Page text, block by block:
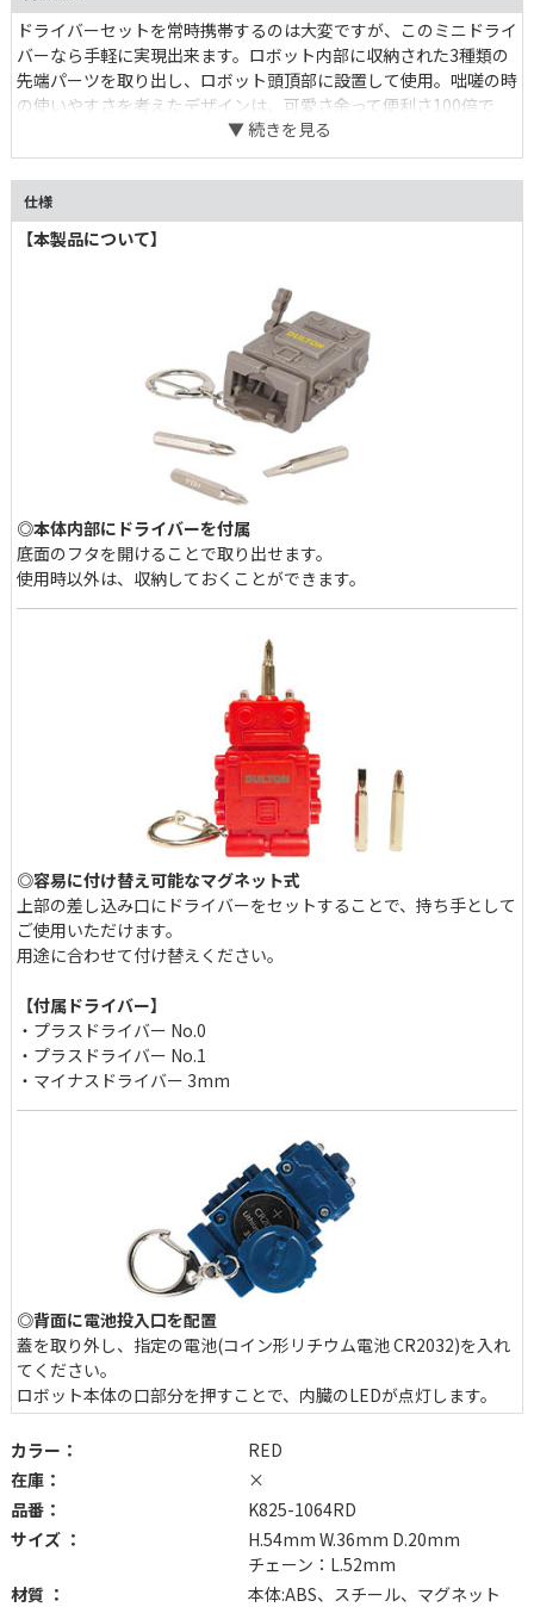
ドライバーセットを常時携帯するのは大変ですが、このミニドライ
バーなら手軽に実現出来ます。ロボット内部に収納された3種類の
先端パーツを取り出し、ロボット頭頂部に設置して使用。咄嗟の時
の使いやすさを考えたデザインは、可愛さ余って便利さ100倍で
す。ロボットの口を押すと点灯するLEDライトも◎。
仕様
【本製品について】
◎本体内部にドライバーを付属
底面のフタを開けることで取り出せます。
使用時以外は、収納しておくことができます。
◎容易に付け替え可能なマグネット式
上部の差し込み口にドライバーをセットすることで、持ち手として
ご使用いただけます。
用途に合わせて付け替えください。
【付属ドライバー】
・プラスドライバー No.0
・プラスドライバー No.1
・マイナスドライバー 3mm
◎背面に電池投入口を配置
蓋を取り外し、指定の電池(コイン形リチウム電池 CR2032)を入れ
てください。
ロボット本体の口部分を押すことで、内臓のLEDが点灯します。
カラー：
RED
在庫：
×
品番：
K825-1064RD
サイズ ：
H.54mm W.36mm D.20mm
チェーン：L.52mm
材質 ：
本体:ABS、スチール、マグネット